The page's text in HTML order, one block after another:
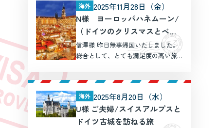
間に余裕があったので 小籠包と担々
麺を食べて、少し […]
海外 2025年11月28日（金）
N様 ヨーロッパハネムーン/
（ドイツのクリスマスとベネ
チア、バルセロナ、パリ12日
間）
信澤様 昨日無事帰国いたしました。
総合として、とても満足度の高い旅
や空港からアクセスしやすい立地を
選んでくださり、とても感謝 […]
海外 2025年8月20日（水）
U様 ご夫婦/スイスアルプスと
ドイツ古城を訪ねる旅